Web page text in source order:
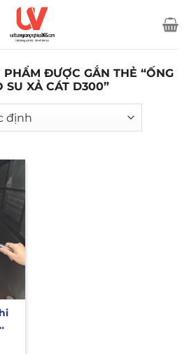
PHẨM ĐƯỢC GẮN THẺ “ỐNG
SU XẢ CÁT D300”